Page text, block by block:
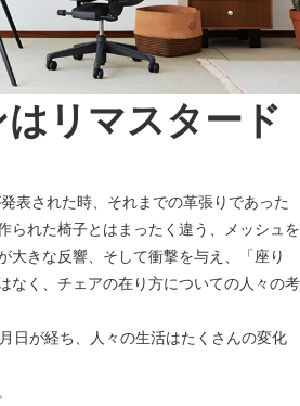
リマスタード
表された時、それまでの革張りであった
られた椅子とはまったく違う、メッシュを
大きな反響、そして衝撃を与え、「座り
なく、チェアの在り方についての人々の考
日が経ち、人々の生活はたくさんの変化